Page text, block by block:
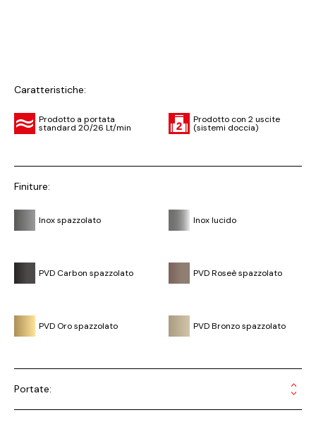
Caratteristiche:
Prodotto a portata
standard 20/26 Lt/min
Prodotto con 2 uscite
(sistemi doccia)
Finiture:
Inox spazzolato Inox lucido
PVD Carbon spazzolato PVD Roseè spazzolato
PVD Oro spazzolato PVD Bronzo spazzolato
Portate: